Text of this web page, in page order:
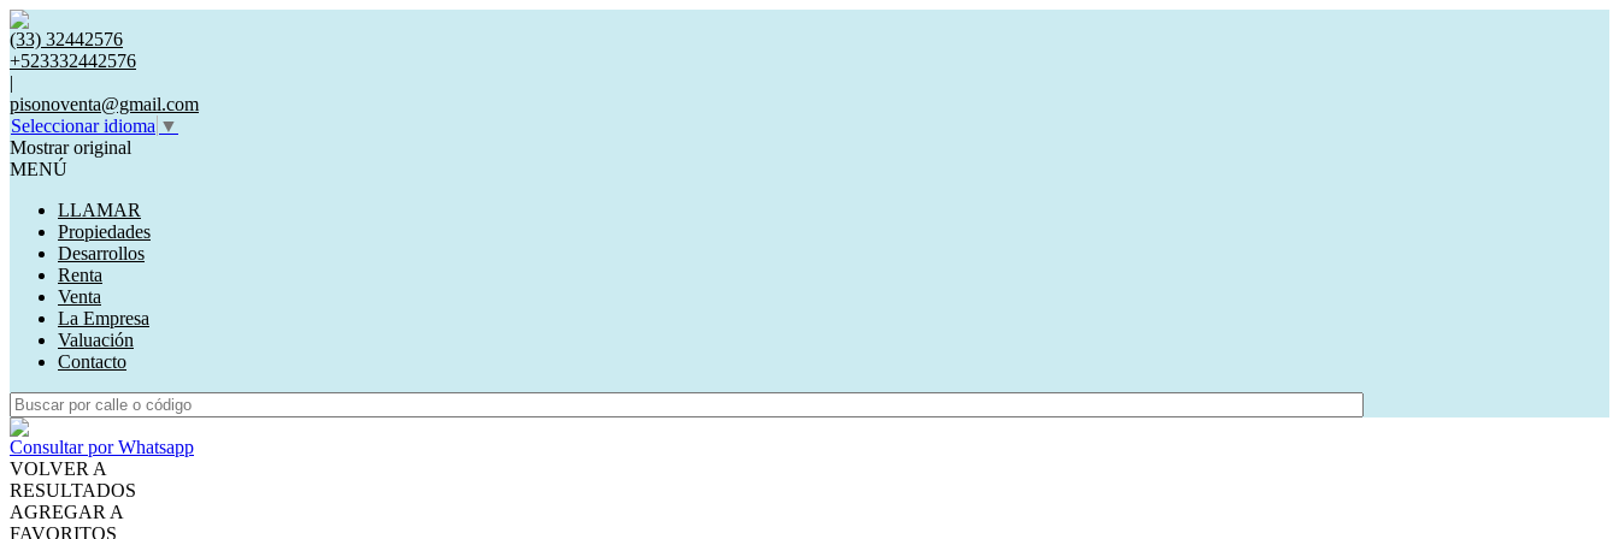
(33) 32442576
+523332442576
|
pisonoventa@gmail.com
Seleccionar idioma ▼
Mostrar original
MENÚ
LLAMAR
Propiedades
Desarrollos
Renta
Venta
La Empresa
Valuación
Contacto
Consultar por Whatsapp
VOLVER A
RESULTADOS
AGREGAR A
FAVORITOS